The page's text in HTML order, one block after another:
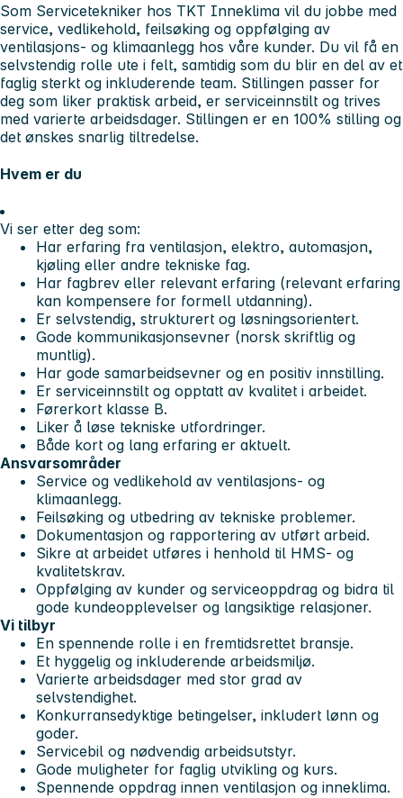
Som Servicetekniker hos TKT Inneklima vil du jobbe med
service, vedlikehold, feilsøking og oppfølging av
ventilasjons- og klimaanlegg hos våre kunder. Du vil få en
selvstendig rolle ute i felt, samtidig som du blir en del av et
faglig sterkt og inkluderende team. Stillingen passer for
deg som liker praktisk arbeid, er serviceinnstilt og trives
med varierte arbeidsdager. Stillingen er en 100% stilling og
det ønskes snarlig tiltredelse.
Hvem er du
Vi ser etter deg som:
Har erfaring fra ventilasjon, elektro, automasjon,
kjøling eller andre tekniske fag.
Har fagbrev eller relevant erfaring (relevant erfaring
kan kompensere for formell utdanning).
Er selvstendig, strukturert og løsningsorientert.
Gode kommunikasjonsevner (norsk skriftlig og
muntlig).
Har gode samarbeidsevner og en positiv innstilling.
Er serviceinnstilt og opptatt av kvalitet i arbeidet.
Førerkort klasse B.
Liker å løse tekniske utfordringer.
Både kort og lang erfaring er aktuelt.
Ansvarsområder
Service og vedlikehold av ventilasjons- og
klimaanlegg.
Feilsøking og utbedring av tekniske problemer.
Dokumentasjon og rapportering av utført arbeid.
Sikre at arbeidet utføres i henhold til HMS- og
kvalitetskrav.
Oppfølging av kunder og serviceoppdrag og bidra til
gode kundeopplevelser og langsiktige relasjoner.
Vi tilbyr
En spennende rolle i en fremtidsrettet bransje.
Et hyggelig og inkluderende arbeidsmiljø.
Varierte arbeidsdager med stor grad av
selvstendighet.
Konkurransedyktige betingelser, inkludert lønn og
goder.
Servicebil og nødvendig arbeidsutstyr.
Gode muligheter for faglig utvikling og kurs.
Spennende oppdrag innen ventilasjon og inneklima.